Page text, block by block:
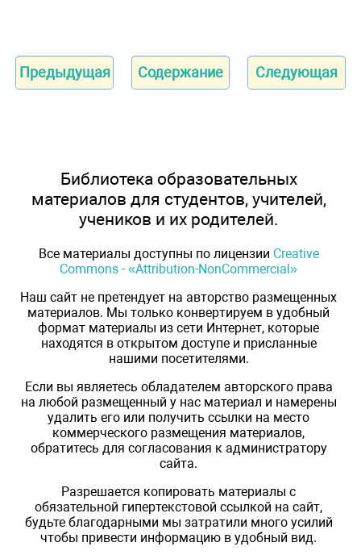
Предыдущая Содержание Следующая
Библиотека образовательных
материалов для студентов, учителей,
учеников и их родителей.
Все материалы доступны по лицензии Creative
Commons - «Attribution-NonCommercial»
Наш сайт не претендует на авторство размещенных
материалов. Мы только конвертируем в удобный
формат материалы из сети Интернет, которые
находятся в открытом доступе и присланные
нашими посетителями.
Если вы являетесь обладателем авторского права
на любой размещенный у нас материал и намерены
удалить его или получить ссылки на место
коммерческого размещения материалов,
обратитесь для согласования к администратору
сайта.
Разрешается копировать материалы с
обязательной гипертекстовой ссылкой на сайт,
будьте благодарными мы затратили много усилий
чтобы привести информацию в удобный вид.